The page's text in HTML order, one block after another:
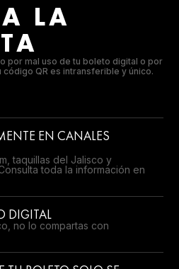
LA
por mal uso de tu boleto digital o por
código QR es intransferible y único.
EN CANALES
taquillas del Jalisco y
toda la información en
DIGITAL
no lo compartas con